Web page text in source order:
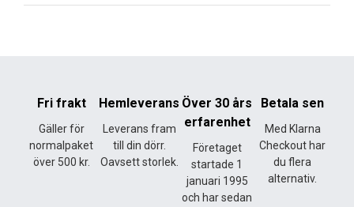
Fri frakt
Gäller för
normalpaket
över 500 kr.
Hemleverans
Leverans fram
till din dörr.
Oavsett storlek.
Över 30 års
erfarenhet
Företaget
startade 1
januari 1995
och har sedan
Betala sen
Med Klarna
Checkout har
du flera
alternativ.